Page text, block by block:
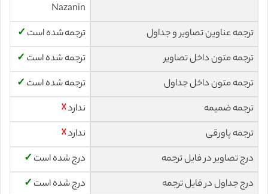
Nazanin
ترجمه عناوین تصاویر و جداول
ترجمه شده است ✓
ترجمه متون داخل تصاویر
ترجمه شده است ✓
ترجمه متون داخل جداول
ترجمه شده است ✓
ترجمه ضمیمه
ندارد☓
ترجمه پاورقی
ندارد☓
درج تصاویر در فایل ترجمه
درج شده است ✓
درج جداول در فایل ترجمه
درج شده است ✓